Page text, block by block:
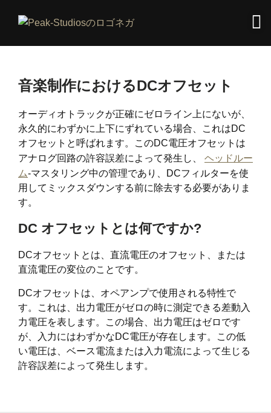
音楽制作におけるDCオフセット
オーディオトラックが正確にゼロライン上にないが、
永久的にわずかに上下にずれている場合、これはDC
オフセットと呼ばれます。このDC電圧オフセットは
アナログ回路の許容誤差によって発生し、 ヘッドルー
ム-マスタリング中の管理であり、DCフィルターを使
用してミックスダウンする前に除去する必要がありま
す。
DC オフセットとは何ですか?
DCオフセットとは、直流電圧のオフセット、または
直流電圧の変位のことです。
DCオフセットは、オペアンプで使用される特性で
す。これは、出力電圧がゼロの時に測定できる差動入
力電圧を表します。この場合、出力電圧はゼロです
が、入力にはわずかなDC電圧が存在します。この低
い電圧は、ベース電流または入力電流によって生じる
許容誤差によって発生します。